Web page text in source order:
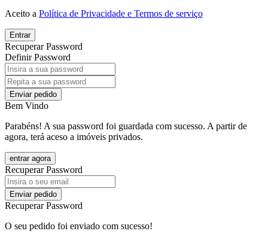
Aceito a Política de Privacidade e Termos de serviço
Entrar
Recuperar Password
Definir Password
Enviar pedido
Bem Vindo
Parabéns! A sua password foi guardada com sucesso. A partir de
agora, terá aceso a imóveis privados.
entrar agora
Recuperar Password
Enviar pedido
Recuperar Password
O seu pedido foi enviado com sucesso!